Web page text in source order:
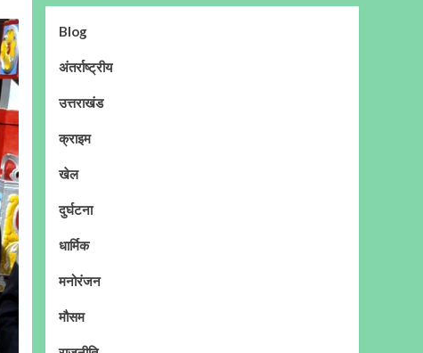
Blog
अंतर्राष्ट्रीय
उत्तराखंड
क्राइम
खेल
दुर्घटना
धार्मिक
मनोरंजन
मौसम